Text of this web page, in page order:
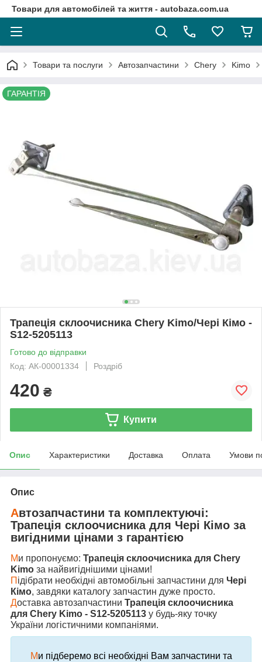
Товари для автомобілей та життя - autobaza.com.ua
Товари та послуги Автозапчастини Chery Kimo
ГАРАНТІЯ
Трапеція склоочисника Chery Kimo/Чері Кімо -
S12-5205113
Готово до відправки
Код: АК-00001334
Роздріб
420 ₴
Купити
Опис Характеристики Доставка Оплата Умови
Опис
Автозапчастини та комплектуючі:
Трапеція склоочисникадля Чері Кімо за
вигідними цінами з гарантією
Ми пропонуємо: Трапеція склоочисника для Chery
Kimo за найвигіднішими цінами!
П ідібрати необхідні автомобільні запчастини для Чері
Кімо, завдяки каталогу запчастин дуже просто.
Доставка автозапчастини Трапеція склоочисника
для Chery Kimo - S12-5205113 у будь-яку точку
України логістичними компаніями.
Ми підберемо всі необхідні Вам запчастини та